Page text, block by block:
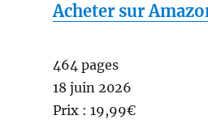
Acheter sur
464 pages
18 juin 2026
Prix : 19,99€